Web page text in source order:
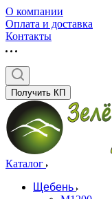
О компании
Оплата и доставка
Контакты
Получить КП
Каталог
Щебень